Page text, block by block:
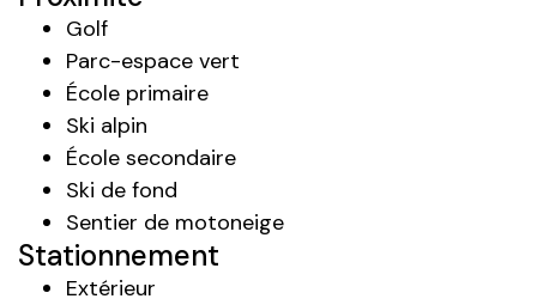
Golf
Parc-espace vert
École primaire
Ski alpin
École secondaire
Ski de fond
Sentier de motoneige
Stationnement
Extérieur